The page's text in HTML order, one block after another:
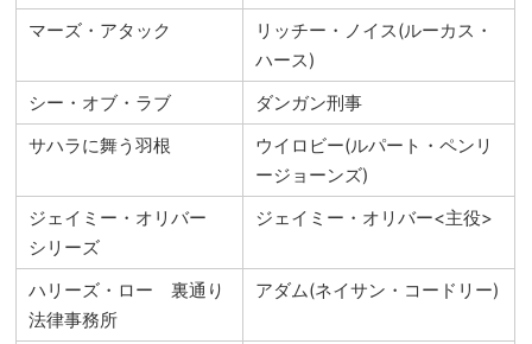
マーズ・アタック
リッチー・ノイス(ルーカス・
ハース)
シー・オブ・ラブ
ダンガン刑事
サハラに舞う羽根
ウイロビー(ルパート・ペンリ
ージョーンズ)
ジェイミー・オリバー
シリーズ
ジェイミー・オリバー<主役>
ハリーズ・ロー 裏通り
法律事務所
アダム(ネイサン・コードリー)